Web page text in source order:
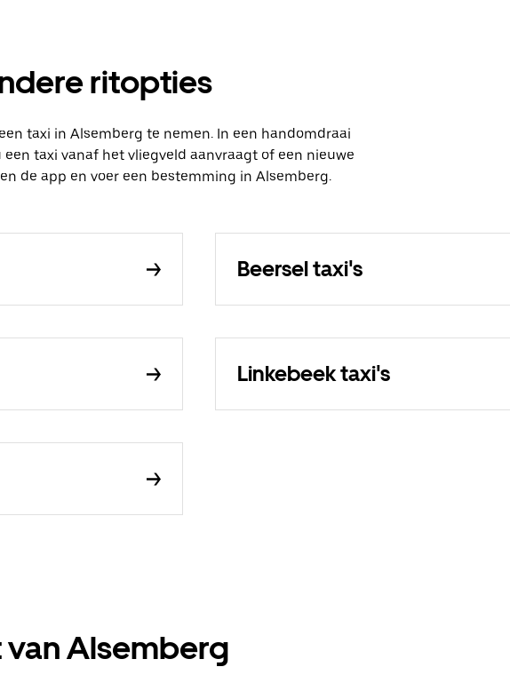
ritopties
taxi in Alsemberg te nemen. In een handomdraai
taxi vanaf het vliegveld aanvraagt of een nieuwe
de app en voer een bestemming in Alsemberg.
Beersel taxi's
Linkebeek taxi's
van Alsemberg